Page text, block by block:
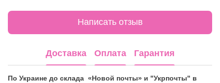
Написать отзыв
Доставка Оплата Гарантия
По Украине до склада «Новой почты» и "Укрпочты" в